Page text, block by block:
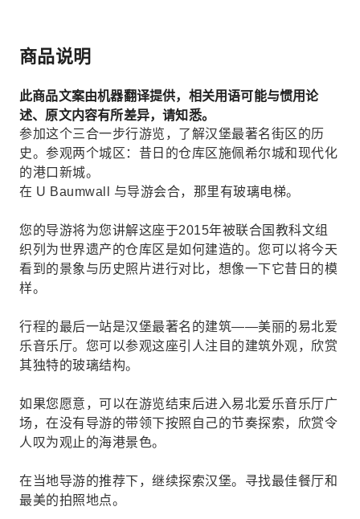
商品说明
此商品文案由机器翻译提供，相关用语可能与惯用论
述、原文内容有所差异，请知悉。
参加这个三合一步行游览，了解汉堡最著名街区的历
史。参观两个城区：昔日的仓库区施佩希尔城和现代化
的港口新城。
在 U Baumwall 与导游会合，那里有玻璃电梯。
您的导游将为您讲解这座于2015年被联合国教科文组
织列为世界遗产的仓库区是如何建造的。您可以将今天
看到的景象与历史照片进行对比，想像一下它昔日的模
样。
行程的最后一站是汉堡最著名的建筑——美丽的易北爱
乐音乐厅。您可以参观这座引人注目的建筑外观，欣赏
其独特的玻璃结构。
如果您愿意，可以在游览结束后进入易北爱乐音乐厅广
场，在没有导游的带领下按照自己的节奏探索，欣赏令
人叹为观止的海港景色。
在当地导游的推荐下，继续探索汉堡。寻找最佳餐厅和
最美的拍照地点。